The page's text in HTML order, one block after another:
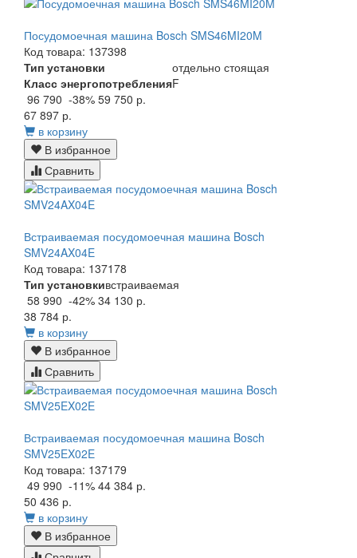
Посудомоечная машина Bosch SMS46MI20M
Код товара: 137398
Тип установки
отдельно стоящая
Класс энергопотребленияF
96 790 -38% 59 750 р.
67 897 р.
в корзину
В избранное
Сравнить
Встраиваемая посудомоечная машина Bosch
SMV24AX04E
Код товара: 137178
Тип установкивстраиваемая
58 990 -42% 34 130 р.
38 784 р.
в корзину
В избранное
Сравнить
Встраиваемая посудомоечная машина Bosch
SMV25EX02E
Код товара: 137179
49 990 -11% 44 384 р.
50 436 р.
в корзину
В избранное